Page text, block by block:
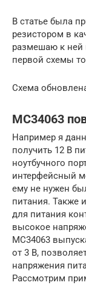
В статье была
резистором в
размешаю к ней
первой схемы
Схема
MC34063
Например я
получить 12 В
ноутбучного
интерфейсный
ему не нужен
питания. Также
для питания
высокое
MC34063
от 3 В,
напряжения
Рассмотрим